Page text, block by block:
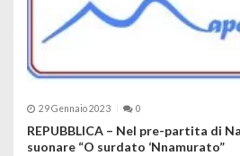
29 Gennaio 2023 0
REPUBBLICA – Nel pre-partita di
suonare “O surdato ‘Nnamurato”